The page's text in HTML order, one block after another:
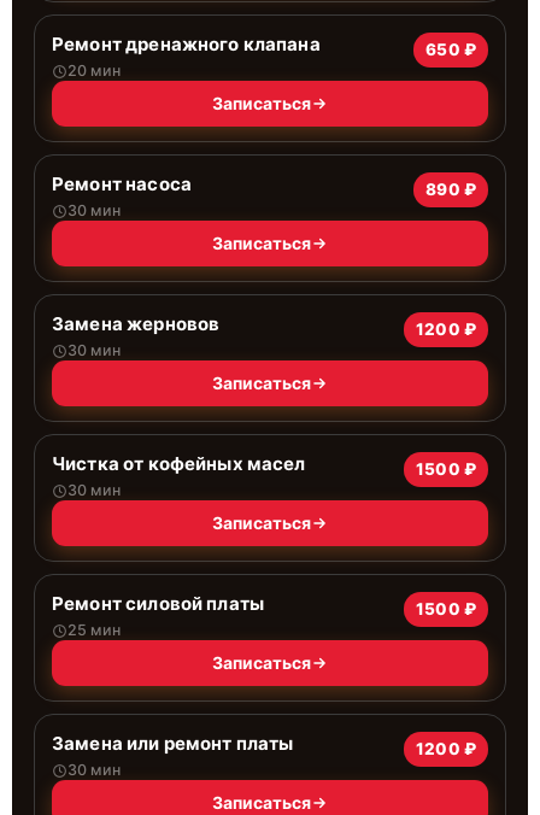
Ремонт дренажного клапана
20 мин
650 ₽
Записаться
Ремонт насоса
30 мин
890 ₽
Записаться
Замена жерновов
30 мин
1200 ₽
Записаться
Чистка от кофейных масел
30 мин
1500 ₽
Записаться
Ремонт силовой платы
25 мин
1500 ₽
Записаться
Замена или ремонт платы
30 мин
1200 ₽
Записаться